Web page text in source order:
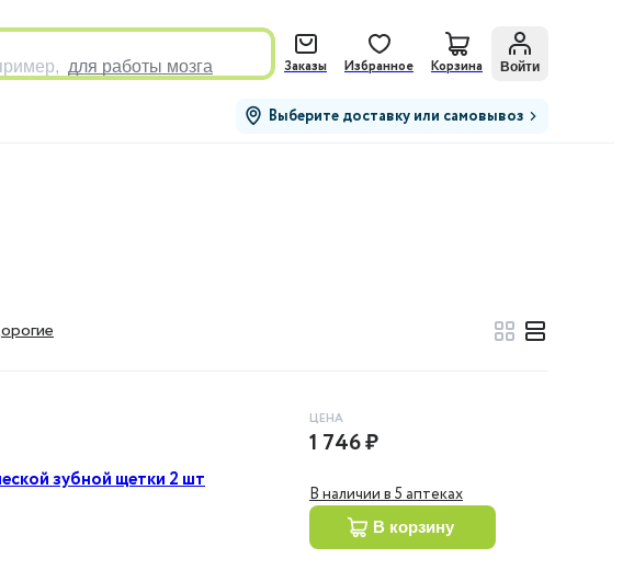
для работы мозга Заказы Избранное Корзина Войти
Выберите доставку или самовывоз
зубной щетки 2 шт
ЦЕНА
1 746 ₽
В наличии в 5 аптеках
в корзину